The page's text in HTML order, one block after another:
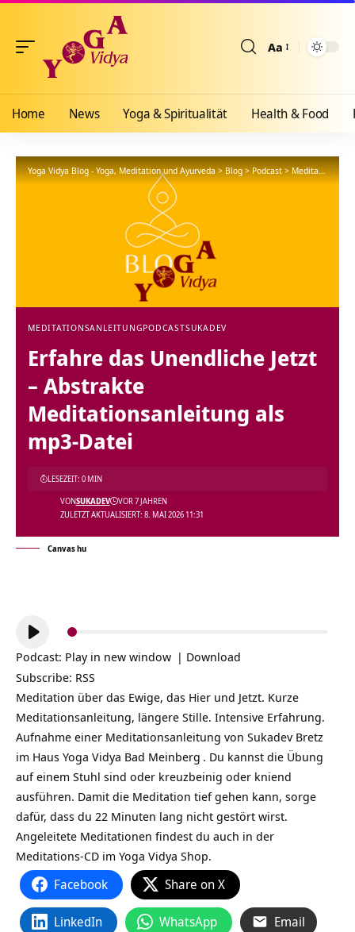
Aa
Home News Yoga & Spiritualität Health & Food
Yoga Vidya Blog - Yoga, Meditation und Ayurveda>Blog>Podcast>Meditationsanleitung
MEDITATIONSANLEITUNGPODCASTSUKADEV
Erfahre das Unendliche Jetzt
– Abstrakte
Meditationsanleitung als
mp3-Datei
ZULETZT AKTUALISIERT: 8. MAI 2026 11:31
VONSUKADEV VOR 7 JAHREN
LESEZEIT: 0 MIN
Canvas hu
Audio-
Player
Podcast: Play in new window | Download
Subscribe: RSS
Meditation über das Ewige, das Hier und Jetzt. Kurze
Meditationsanleitung, längere Stille. Intensive Erfahrung.
Aufnahme einer Meditationsanleitung von Sukadev Bretz
im Haus Yoga Vidya Bad Meinberg . Du kannst die Übung
auf einem Stuhl sind oder kreuzbeinig oder kniend
ausführen. Damit die Meditation tief gehen kann, sorge
dafür, dass du 22 Minuten lang nicht gestört wirst.
Angeleitete Meditationen findest du auch in der
Meditations-CD im Yoga Vidya Shop.
Facebook Share on X
LinkedIn WhatsApp Email